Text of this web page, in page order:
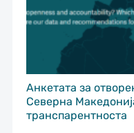
Анкетата за
Северна
транспарентноста